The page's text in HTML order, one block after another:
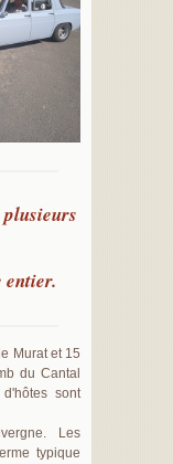
plusieurs
entier.
Murat et 15
du Cantal
sont
Les
typique